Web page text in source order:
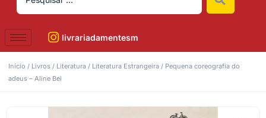
livrariadamentesm
Início / Livros / Literatura / Literatura Estrangeira / Pequena coreografia do
adeus – Aline Bei